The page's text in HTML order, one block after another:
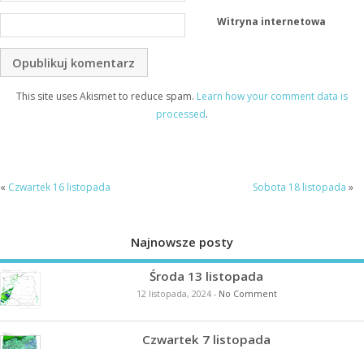
Witryna internetowa
This site uses Akismet to reduce spam. Learn how your comment data is
processed.
« Czwartek 16 listopada Sobota 18 listopada »
Najnowsze posty
Środa 13 listopada
12 listopada, 2024- No Comment
Czwartek 7 listopada